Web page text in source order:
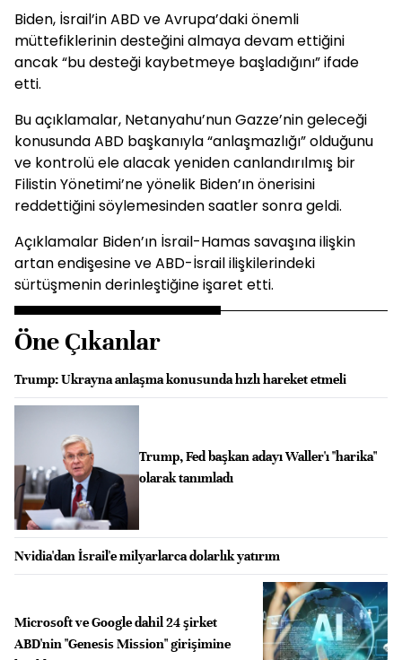
Biden, İsrail’in ABD ve Avrupa’daki önemli
müttefiklerinin desteğini almaya devam ettiğini
ancak “bu desteği kaybetmeye başladığını” ifade
etti.
Bu açıklamalar, Netanyahu’nun Gazze’nin geleceği
konusunda ABD başkanıyla “anlaşmazlığı” olduğunu
ve kontrolü ele alacak yeniden canlandırılmış bir
Filistin Yönetimi’ne yönelik Biden’ın önerisini
reddettiğini söylemesinden saatler sonra geldi.
Açıklamalar Biden’ın İsrail-Hamas savaşına ilişkin
artan endişesine ve ABD-İsrail ilişkilerindeki
sürtüşmenin derinleştiğine işaret etti.
Öne Çıkanlar
Trump: Ukrayna anlaşma konusunda hızlı hareket etmeli
Trump, Fed başkan adayı Waller'ı "harika"
olarak tanımladı
Nvidia'dan İsrail'e milyarlarca dolarlık yatırım
Microsoft ve Google dahil 24 şirket
ABD'nin "Genesis Mission" girişimine